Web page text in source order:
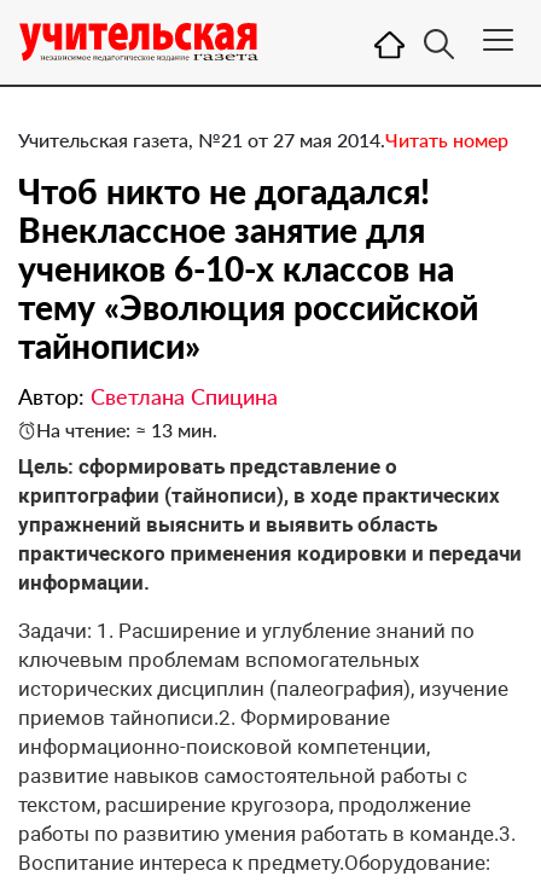
Учительская газета, №21 от 27 мая 2014.Читать номер
Чтоб никто не догадался!
Внеклассное занятие для
учеников 6-10-х классов на
тему «Эволюция российской
тайнописи»
Автор: Светлана Спицина
На чтение: ≈ 13 мин.
Цель: сформировать представление о
криптографии (тайнописи), в ходе практических
упражнений выяснить и выявить область
практического применения кодировки и передачи
информации.
Задачи: 1. Расширение и углубление знаний по
ключевым проблемам вспомогательных
исторических дисциплин (палеография), изучение
приемов тайнописи.2. Формирование
информационно-поисковой компетенции,
развитие навыков самостоятельной работы с
текстом, расширение кругозора, продолжение
работы по развитию умения работать в команде.3.
Воспитание интереса к предмету.Оборудование: